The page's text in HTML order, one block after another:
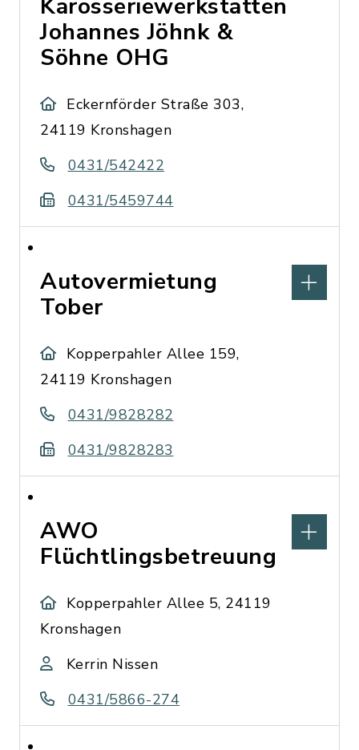
Karosseriewerkstätten
Johannes Jöhnk &
Söhne OHG
Eckernförder Straße 303,
24119 Kronshagen
0431/542422
0431/5459744
Autovermietung
Tober
Kopperpahler Allee 159,
24119 Kronshagen
0431/9828282
0431/9828283
AWO
Flüchtlingsbetreuung
Kopperpahler Allee 5, 24119
Kronshagen
Kerrin Nissen
0431/5866-274